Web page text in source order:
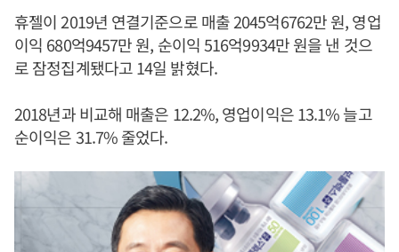
휴젤이 2019년 연결기준으로 매출 2045억6762만 원, 영업
이익 680억9457만 원, 순이익 516억9934만 원을 낸 것으
로 잠정집계됐다고 14일 밝혔다.
2018년과 비교해 매출은 12.2%, 영업이익은 13.1% 늘고
순이익은 31.7% 줄었다.